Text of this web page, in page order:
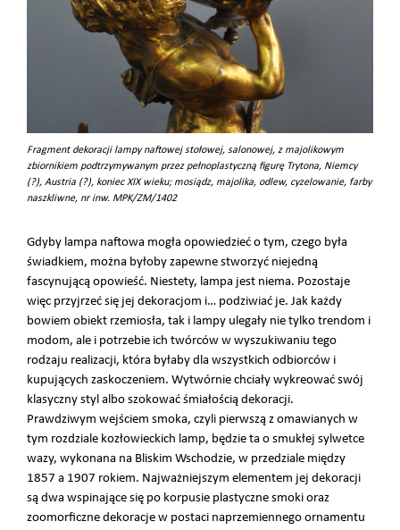
Fragment dekoracji lampy naftowej stołowej, salonowej, z majolikowym
zbiornikiem podtrzymywanym przez pełnoplastyczną figurę Trytona, Niemcy
(?), Austria (?), koniec XIX wieku; mosiądz, majolika, odlew, cyzelowanie, farby
naszkliwne, nr inw. MPK/ZM/1402
Gdyby lampa naftowa mogła opowiedzieć o tym, czego była
świadkiem, można byłoby zapewne stworzyć niejedną
fascynującą opowieść. Niestety, lampa jest niema. Pozostaje
więc przyjrzeć się jej dekoracjom i… podziwiać je. Jak każdy
bowiem obiekt rzemiosła, tak i lampy ulegały nie tylko trendom i
modom, ale i potrzebie ich twórców w wyszukiwaniu tego
rodzaju realizacji, która byłaby dla wszystkich odbiorców i
kupujących zaskoczeniem. Wytwórnie chciały wykreować swój
klasyczny styl albo szokować śmiałością dekoracji.
Prawdziwym wejściem smoka, czyli pierwszą z omawianych w
tym rozdziale kozłowieckich lamp, będzie ta o smukłej sylwetce
wazy, wykonana na Bliskim Wschodzie, w przedziale między
1857 a 1907 rokiem. Najważniejszym elementem jej dekoracji
są dwa wspinające się po korpusie plastyczne smoki oraz
zoomorficzne dekoracje w postaci naprzemiennego ornamentu